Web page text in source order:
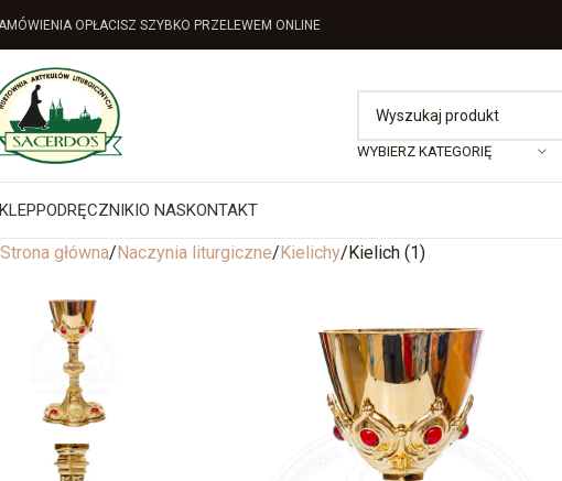
OPŁACISZ SZYBKO PRZELEWEM ONLINE
WYBIERZ KATEGORIĘ
PODRĘCZNIKIO NASKONTAKT
Strona główna Naczynia liturgiczne Kielichy Kielich (1)